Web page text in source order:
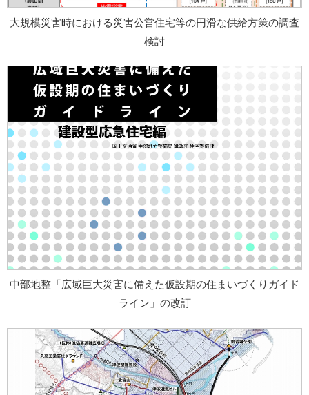
大規模災害時における災害公営住宅等の円滑な供給方策の調査
検討
中部地整「広域巨大災害に備えた仮設期の住まいづくりガイド
ライン」の改訂